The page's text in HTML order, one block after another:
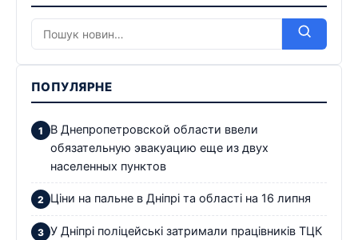
ПОПУЛЯРНЕ
В Днепропетровской области ввели
обязательную эвакуацию еще из двух
населенных пунктов
Ціни на пальне в Дніпрі та області на 16 липня
У Дніпрі поліцейські затримали працівників ТЦК